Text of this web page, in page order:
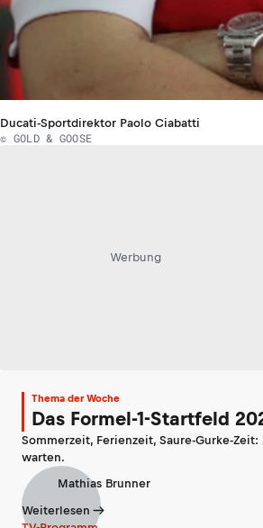
Ducati-Sportdirektor Paolo Ciabatti
© GOLD & GOOSE
Werbung
Thema der Woche
Das Formel-1-Startfeld
Sommerzeit, Ferienzeit, Saure-Gurke-
warten.
Mathias Brunner
Weiterlesen